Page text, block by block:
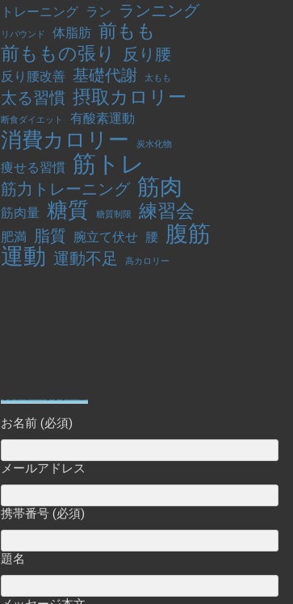
トレーニング ラン ランニング
リバウンド 体脂肪 前もも
前ももの張り
反り腰
反り腰改善 基礎代謝 太もも
太る習慣 摂取カロリー
断食ダイエット 有酸素運動
消費カロリー 炭水化物
痩せる習慣 筋トレ
筋力トレーニング 筋肉
筋肉量 糖質 糖質制限 練習会
肥満 脂質 腕立て伏せ 腰 腹筋
運動 運動不足 高カロリー
お名前 (必須)
メールアドレス
携帯番号 (必須)
題名